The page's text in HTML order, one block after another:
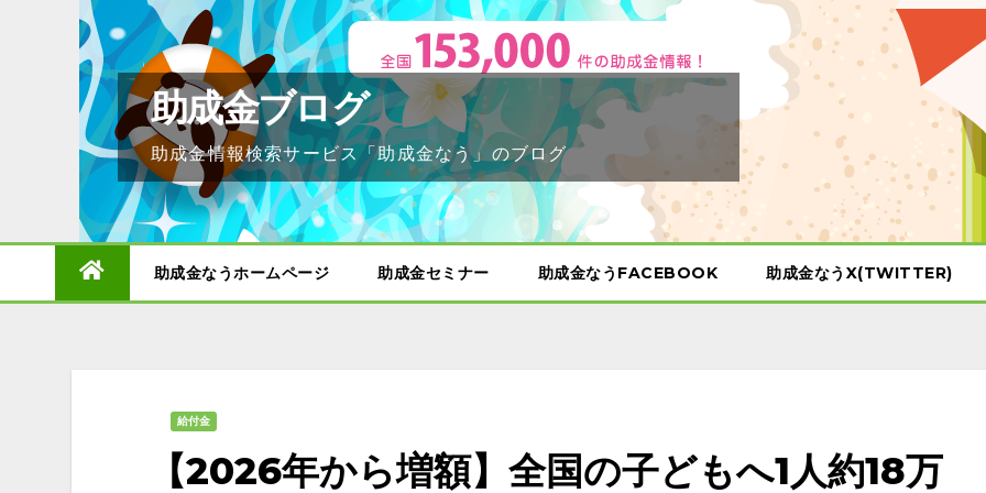
助成金ブログ
助成金情報検索サービス「助成金なう」のブログ
助成金なうホームページ 助成金セミナー 助成金なうFACEBOOK 助成金なうX(TWITTER)
給付金
【2026年から増額】全国の子どもへ1人約18万